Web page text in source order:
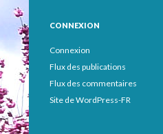
CONNEXION
Connexion
Flux des publications
Flux des commentaires
Site de WordPress-FR